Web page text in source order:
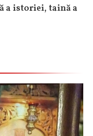
a istoriei, taină a